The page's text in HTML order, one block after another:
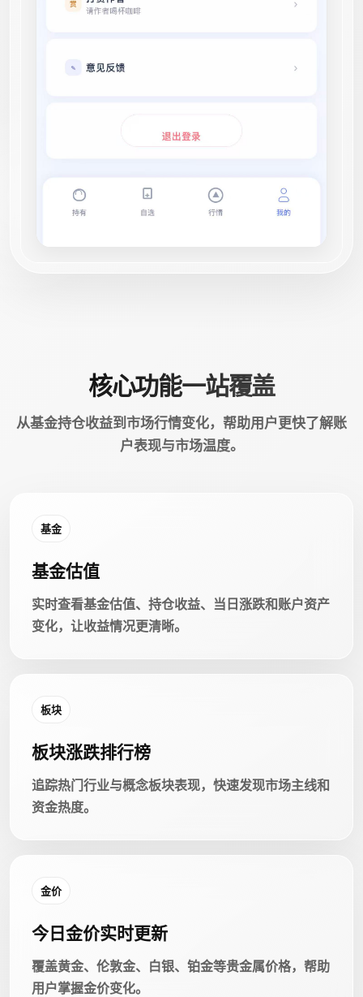
核心功能一站覆盖
从基金持仓收益到市场行情变化，帮助用户更快了解账
户表现与市场温度。
基金
基金估值
实时查看基金估值、持仓收益、当日涨跌和账户资产
变化，让收益情况更清晰。
板块
板块涨跌排行榜
追踪热门行业与概念板块表现，快速发现市场主线和
资金热度。
金价
今日金价实时更新
覆盖黄金、伦敦金、白银、铂金等贵金属价格，帮助
用户掌握金价变化。